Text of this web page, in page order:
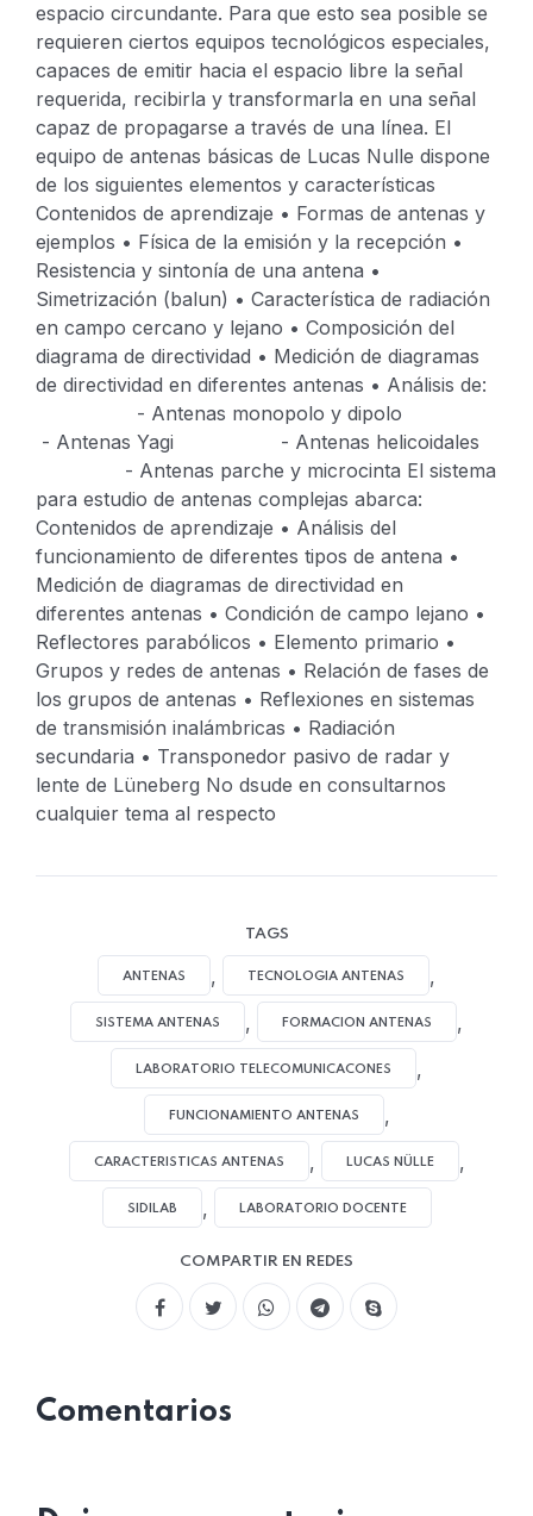
espacio circundante. Para que esto sea posible se
requieren ciertos equipos tecnológicos especiales,
capaces de emitir hacia el espacio libre la señal
requerida, recibirla y transformarla en una señal
capaz de propagarse a través de una línea. El
equipo de antenas básicas de Lucas Nulle dispone
de los siguientes elementos y características
Contenidos de aprendizaje • Formas de antenas y
ejemplos • Física de la emisión y la recepción •
Resistencia y sintonía de una antena •
Simetrización (balun) • Característica de radiación
en campo cercano y lejano • Composición del
diagrama de directividad • Medición de diagramas
de directividad en diferentes antenas • Análisis de:
- Antenas monopolo y dipolo
- Antenas Yagi - Antenas helicoidales
- Antenas parche y microcinta El sistema
para estudio de antenas complejas abarca:
Contenidos de aprendizaje • Análisis del
funcionamiento de diferentes tipos de antena •
Medición de diagramas de directividad en
diferentes antenas • Condición de campo lejano •
Reflectores parabólicos • Elemento primario •
Grupos y redes de antenas • Relación de fases de
los grupos de antenas • Reflexiones en sistemas
de transmisión inalámbricas • Radiación
secundaria • Transponedor pasivo de radar y
lente de Lüneberg No dsude en consultarnos
cualquier tema al respecto
TAGS
ANTENAS , TECNOLOGIA ANTENAS ,
SISTEMA ANTENAS , FORMACION ANTENAS ,
LABORATORIO TELECOMUNICACONES ,
FUNCIONAMIENTO ANTENAS ,
CARACTERISTICAS ANTENAS , LUCAS NÜLLE ,
SIDILAB , LABORATORIO DOCENTE
COMPARTIR EN REDES
Comentarios